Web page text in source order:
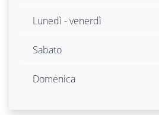
Lunedì - venerdì
Sabato
Domenica